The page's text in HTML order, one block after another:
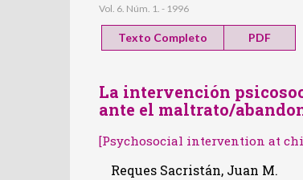
Vol. 6. Núm. 1. - 1996
Texto Completo PDF
La intervención
ante el maltrato/
[Psychosocial intervention at
Reques Sacristán, Juan M.